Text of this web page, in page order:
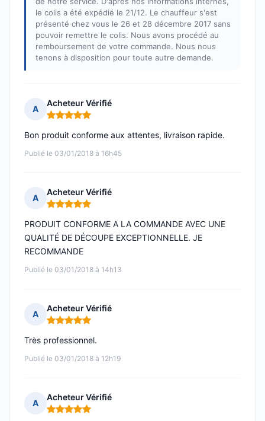
le colis a été expédié le 21/12. Le chauffeur s'est
présenté chez vous le 26 et 28 décembre 2017 sans
pouvoir remettre le colis. Nous avons procédé au
remboursement de votre commande. Nous nous
tenons à disposition pour toute autre demande.
A
Acheteur Vérifié
Note : 5 sur 5
Publié le 03/01/2018 à 16h45
Bon produit conforme aux attentes, livraison rapide.
A
Acheteur Vérifié
Note : 5 sur 5
Publié le 03/01/2018 à 14h13
PRODUIT CONFORME A LA COMMANDE AVEC UNE
QUALITÉ DE DÉCOUPE EXCEPTIONNELLE. JE
RECOMMANDE
A
Acheteur Vérifié
Note : 5 sur 5
Publié le 03/01/2018 à 12h19
Très professionnel.
A
Acheteur Vérifié
Note : 5 sur 5